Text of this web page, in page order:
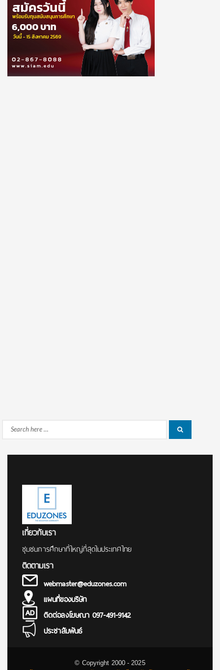
Search
เกี่ยวกับเรา
ชุมชนการศึกษาที่ใหญ่ที่สุดในประเทศไทย
ติดตามเรา
webmaster@eduzones.com
แผนที่ของบริษัท
ติดต่อลงโฆษณา 097-491-9142
ประชาสัมพันธ์
© Copyright 2000 - 2025